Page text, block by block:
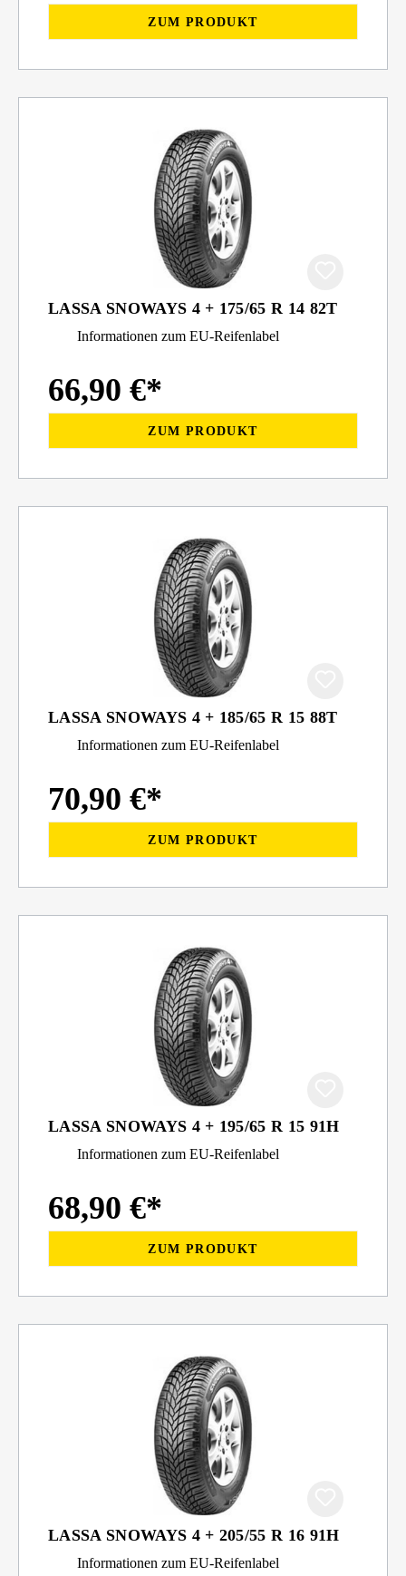
ZUM PRODUKT
LASSA SNOWAYS 4 + 175/65 R 14 82T
Informationen zum EU-Reifenlabel
66,90 €*
ZUM PRODUKT
LASSA SNOWAYS 4 + 185/65 R 15 88T
Informationen zum EU-Reifenlabel
70,90 €*
ZUM PRODUKT
LASSA SNOWAYS 4 + 195/65 R 15 91H
Informationen zum EU-Reifenlabel
68,90 €*
ZUM PRODUKT
LASSA SNOWAYS 4 + 205/55 R 16 91H
Informationen zum EU-Reifenlabel